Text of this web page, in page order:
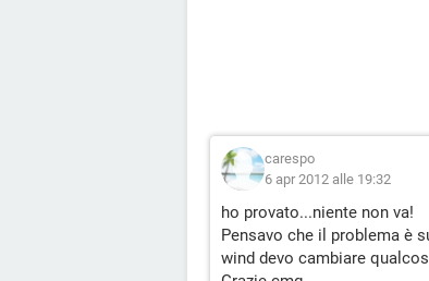
carespo
6 apr 2012 alle 19:32
ho provato...niente non va!
Pensavo che il problema è
wind devo cambiare